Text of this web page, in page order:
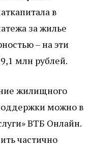
в
за жилье
– на эти
млн рублей.
жилищного
можно в
ВТБ Онлайн.
частично